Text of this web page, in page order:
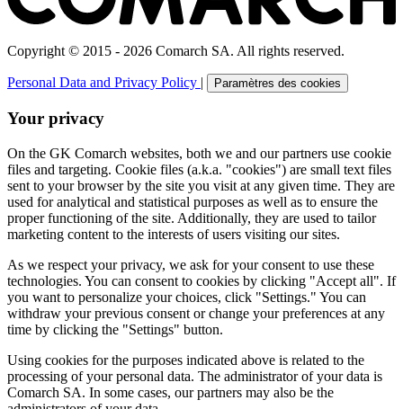
Copyright © 2015 - 2026 Comarch SA. All rights reserved.
Personal Data and Privacy Policy | Paramètres des cookies
Your privacy
On the GK Comarch websites, both we and our partners use cookie
files and targeting. Cookie files (a.k.a. "cookies") are small text files
sent to your browser by the site you visit at any given time. They are
used for analytical and statistical purposes as well as to ensure the
proper functioning of the site. Additionally, they are used to tailor
marketing content to the interests of users visiting our sites.
As we respect your privacy, we ask for your consent to use these
technologies. You can consent to cookies by clicking "Accept all". If
you want to personalize your choices, click "Settings." You can
withdraw your previous consent or change your preferences at any
time by clicking the "Settings" button.
Using cookies for the purposes indicated above is related to the
processing of your personal data. The administrator of your data is
Comarch SA. In some cases, our partners may also be the